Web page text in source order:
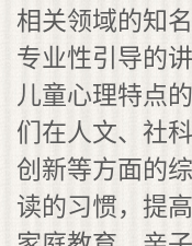
相关领域的知
专业性引导的
儿童心理特点
们在人文、社
创新等方面的
读的习惯，提